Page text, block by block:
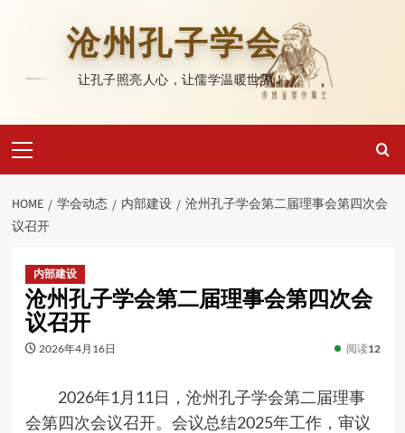
沧州孔子学会
让孔子照亮人心，让儒学温暖世界！
Menu
HOME 学会动态 内部建设
沧州孔子学会第二届理事会第四次会
议召开
内部建设
沧州孔子学会第二届理事会第四次会
议召开
2026年4月16日 阅读12
2026年1月11日，沧州孔子学会第二届理事
会第四次会议召开。会议总结2025年工作，审议